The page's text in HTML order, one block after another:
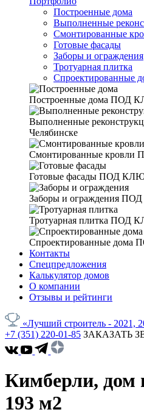
Построенные дома
Выполненные
Смонтированные
Готовые фасады
Заборы и ограждения
Тротуарная плитка
Спроектированные
Построенные дома ПОД
Выполненные
Челябинске
Смонтированные кровли
Готовые фасады ПОД
Заборы и ограждения ПОД
Тротуарная плитка ПОД
Спроектированные дома
Контакты
Спецпредложения
Калькулятор домов
О компании
Отзывы и рейтинги
«Лучший строитель - 2021,
+7 (351) 220-01-85 ЗАКАЗАТЬ
Кимберли, дом
193 м2